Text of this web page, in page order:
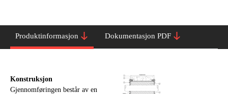
Produktinformasjon Dokumentasjon PDF
Konstruksjon
Gjennomføringen består av en